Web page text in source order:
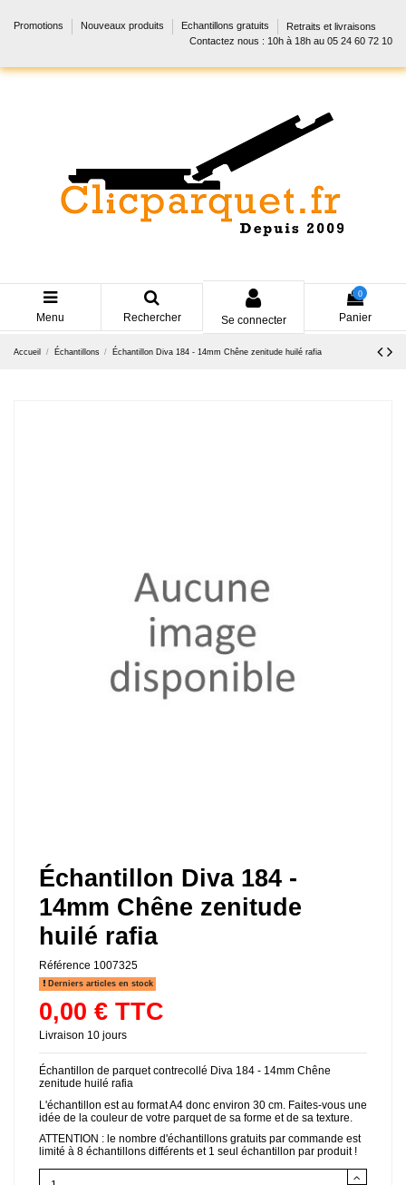
Promotions Nouveaux produits Echantillons gratuits
Retraits et livraisons
Contactez nous : 10h à 18h au 05 24 60 72 10
Menu Rechercher Se connecter
0
Panier
Accueil Échantillons Échantillon Diva 184 - 14mm Chêne zenitude huilé rafia
Échantillon Diva 184 -
14mm Chêne zenitude
huilé rafia
Référence 1007325
Derniers articles en stock
0,00 € TTC
Livraison 10 jours
Échantillon de parquet contrecollé Diva 184 - 14mm Chêne
zenitude huilé rafia
L'échantillon est au format A4 donc environ 30 cm. Faites-vous une
idée de la couleur de votre parquet de sa forme et de sa texture.
ATTENTION : le nombre d'échantillons gratuits par commande est
limité à 8 échantillons différents et 1 seul échantillon par produit !